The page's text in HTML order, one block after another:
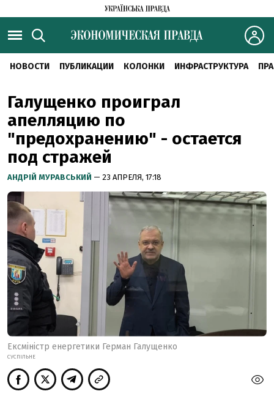
НОВОСТИ ПУБЛИКАЦИИ КОЛОНКИ ИНФРАСТРУКТУРА
Галущенко проиграл
апелляцию по
"предохранению" - остается
под стражей
АНДРІЙ МУРАВСЬКИЙ — 23 АПРЕЛЯ, 17:18
Ексміністр енергетики Герман Галущенко
СУСПІЛЬНЕ